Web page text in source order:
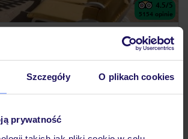
Szczegóły O plikach cookies
prywatność
4.5/5
5154 opinie
(7 noclegów)